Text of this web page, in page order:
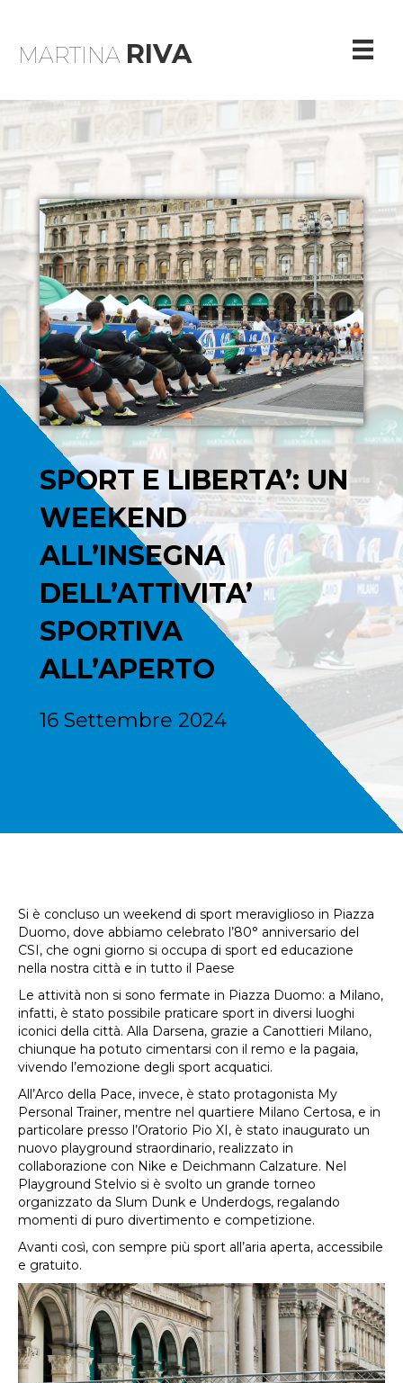
MARTINA RIVA
SPORT E LIBERTA’: UN
WEEKEND
ALL’INSEGNA
DELL’ATTIVITA’
SPORTIVA
ALL’APERTO
16 Settembre 2024
Si è concluso un weekend di sport meraviglioso in Piazza
Duomo, dove abbiamo celebrato l’80° anniversario del
CSI, che ogni giorno si occupa di sport ed educazione
nella nostra città e in tutto il Paese
Le attività non si sono fermate in Piazza Duomo: a Milano,
infatti, è stato possibile praticare sport in diversi luoghi
iconici della città. Alla Darsena, grazie a Canottieri Milano,
chiunque ha potuto cimentarsi con il remo e la pagaia,
vivendo l’emozione degli sport acquatici.
All’Arco della Pace, invece, è stato protagonista My
Personal Trainer, mentre nel quartiere Milano Certosa, e in
particolare presso l’Oratorio Pio XI, è stato inaugurato un
nuovo playground straordinario, realizzato in
collaborazione con Nike e Deichmann Calzature. Nel
Playground Stelvio si è svolto un grande torneo
organizzato da Slum Dunk e Underdogs, regalando
momenti di puro divertimento e competizione.
Avanti così, con sempre più sport all’aria aperta, accessibile
e gratuito.